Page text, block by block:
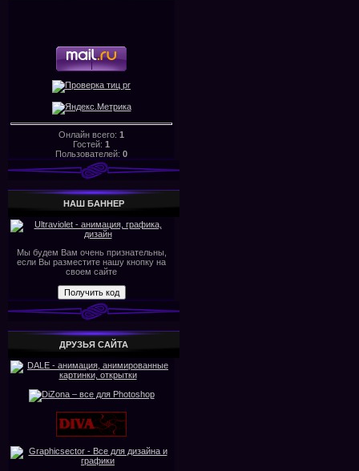
Онлайн всего: 1
Гостей: 1
Пользователей: 0
НАШ БАHHЕР
Мы будем Вам очень признательны,
если Вы разместите нашу кнопку на
своем сайте
ДРУЗЬЯ САЙТА